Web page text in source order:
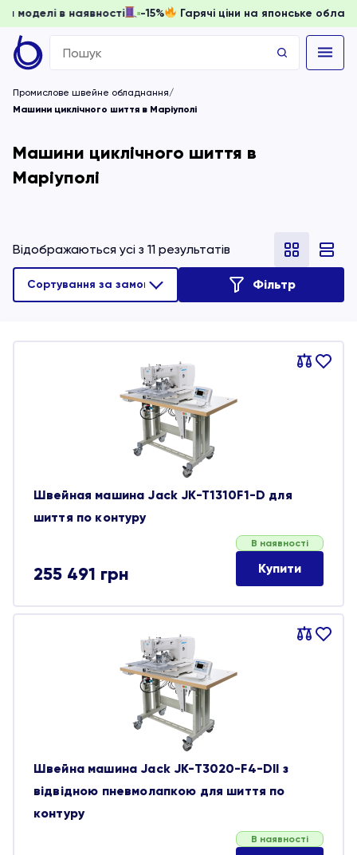
доки моделі в наявності -15% Гарячі ціни на
Search
for:
Промислове швейне обладнання
Машини циклічного шиття в Маріуполі
Машини циклічного шиття в
Маріуполі
Відображаються усі з 11 результатів
Фільтр
Порівняти
В
Швейная машина Jack JK-T1310F1-D для
шиття по контуру
255 491 грн
В наявності
Купити
Порівняти
В
Швейна машина Jack JK-T3020-F4-DII з
відвідною пневмолапкою для шиття по
контуру
В наявності